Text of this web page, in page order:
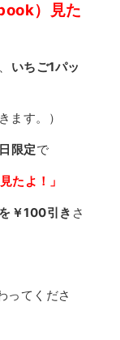
）見た
いちご1パッ
ます。）
限定で
たよ！」
￥100引き さ
ってくださ